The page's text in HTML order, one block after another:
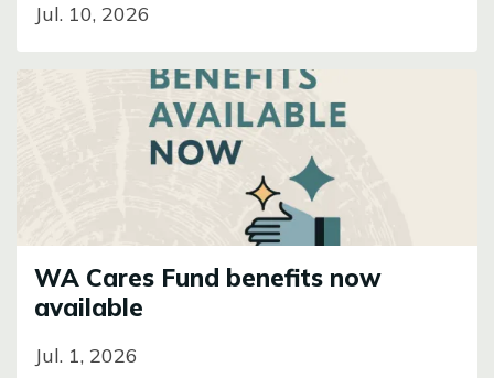
Jul. 10, 2026
WA Cares Fund benefits now
available
Jul. 1, 2026